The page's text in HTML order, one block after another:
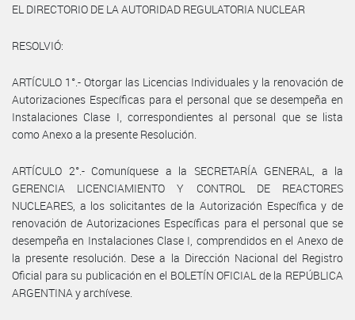
EL DIRECTORIO DE LA AUTORIDAD REGULATORIA NUCLEAR
RESOLVIÓ:
ARTÍCULO 1°.- Otorgar las Licencias Individuales y la renovación de
Autorizaciones Específicas para el personal que se desempeña en
Instalaciones Clase I, correspondientes al personal que se lista
como Anexo a la presente Resolución.
ARTÍCULO 2°.- Comuníquese a la SECRETARÍA GENERAL, a la
GERENCIA LICENCIAMIENTO Y CONTROL DE REACTORES
NUCLEARES, a los solicitantes de la Autorización Específica y de
renovación de Autorizaciones Específicas para el personal que se
desempeña en Instalaciones Clase I, comprendidos en el Anexo de
la presente resolución. Dese a la Dirección Nacional del Registro
Oficial para su publicación en el BOLETÍN OFICIAL de la REPÚBLICA
ARGENTINA y archívese.